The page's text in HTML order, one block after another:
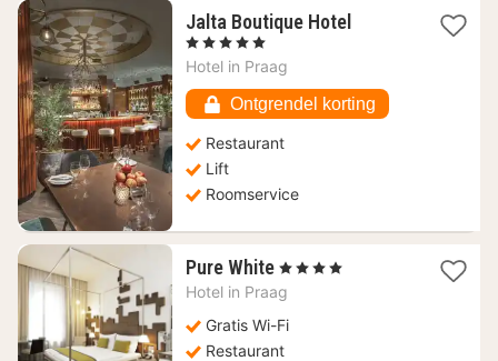
Jalta Boutique Hotel1
€
, 5 Sterren
Hotel in Praag
Ontgrendel korting
Restaurant
Lift
Roomservice
Pure White 1
nacht
vanaf
63,89
€
, 4 Sterren
Hotel in Praag
Gratis Wi-Fi
Restaurant